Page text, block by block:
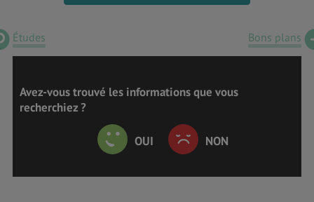
Études Bons plans
Avez-vous trouvé les informations que vous
recherchiez ?
OUI NON